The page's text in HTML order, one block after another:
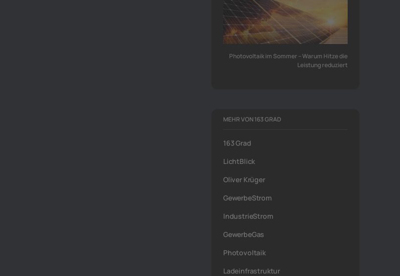
Photovoltaik im Sommer – Warum Hitze die
Leistung reduziert
MEHR VON 163 GRAD
163 Grad
LichtBlick
Oliver Krüger
GewerbeStrom
IndustrieStrom
GewerbeGas
Photovoltaik
Ladeinfrastruktur